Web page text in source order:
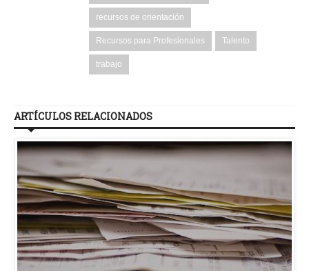
recursos de orientación
Recursos para Profesionales Talento
trabajo
ARTÍCULOS RELACIONADOS